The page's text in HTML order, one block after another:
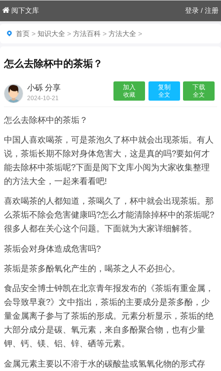
阅下文库 登录 / 注册
首页 > 知识大全 > 方法百科 > 方法大全 >
怎么去除杯中的茶垢？
小砾 分享
2024-10-21
加入
收藏
复制
全文
下载
全文
怎么去除杯中的茶垢？
中国人喜欢喝茶，可是茶泡久了杯中就会出现茶垢。有人
说，茶垢长期不除对身体危害大，这是真的吗?要如何才
能去除杯中茶垢呢?下面是阅下文库小阅为大家收集整理
的方法大全，一起来看看吧!
喜欢喝茶的人都知道，茶喝久了，杯中就会出现茶垢。那
么茶垢不除会危害健康吗?怎么才能清除掉杯中的茶垢呢?
很多人都在关心这个问题。下面就为大家详细解答。
茶垢会对身体造成危害吗?
茶垢是茶多酚氧化产生的，喝茶之人不必担心。
食品安全博士钟凯在北京青年报发布的《茶垢有重金属，
会导致早衰?》文中指出，茶垢的主要成分是茶多酚，少
量金属离子参与了茶垢的形成。元素分析显示，茶垢的绝
大部分成分是碳、氧元素，来自多酚聚合物，也有少量
钾、钙、镁、铝、锌、硒等元素。
金属元素主要以不溶于水的碳酸盐或氢氧化物的形式存